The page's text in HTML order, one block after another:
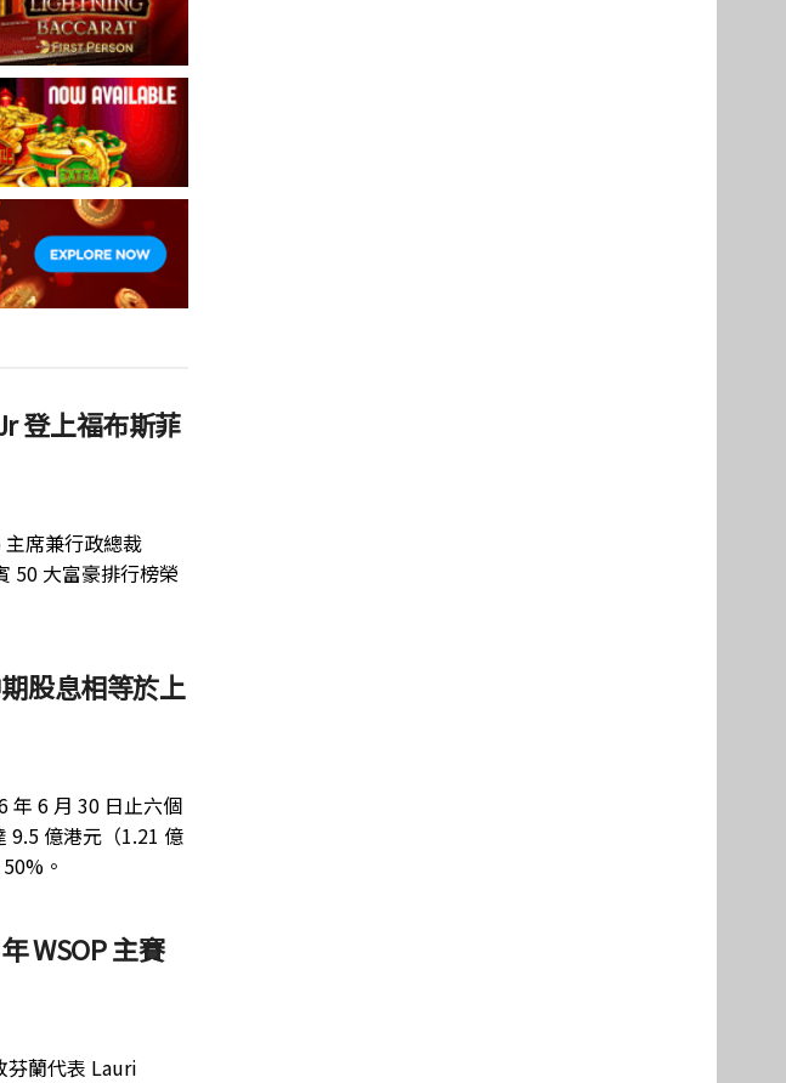
登上福布斯菲
席兼行政總裁
50 大富豪排行榜榮
股息相等於上
年 6 月 30 日止六個
9.5 億港元（1.21 億
。
WSOP 主賽
芬蘭代表 Lauri